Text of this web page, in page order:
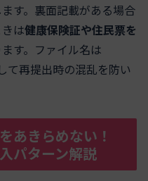
す。裏面記載がある場合
は健康保険証や住民票を
す。ファイル名は
て再提出時の混乱を防い
あきらめない！
パターン解説